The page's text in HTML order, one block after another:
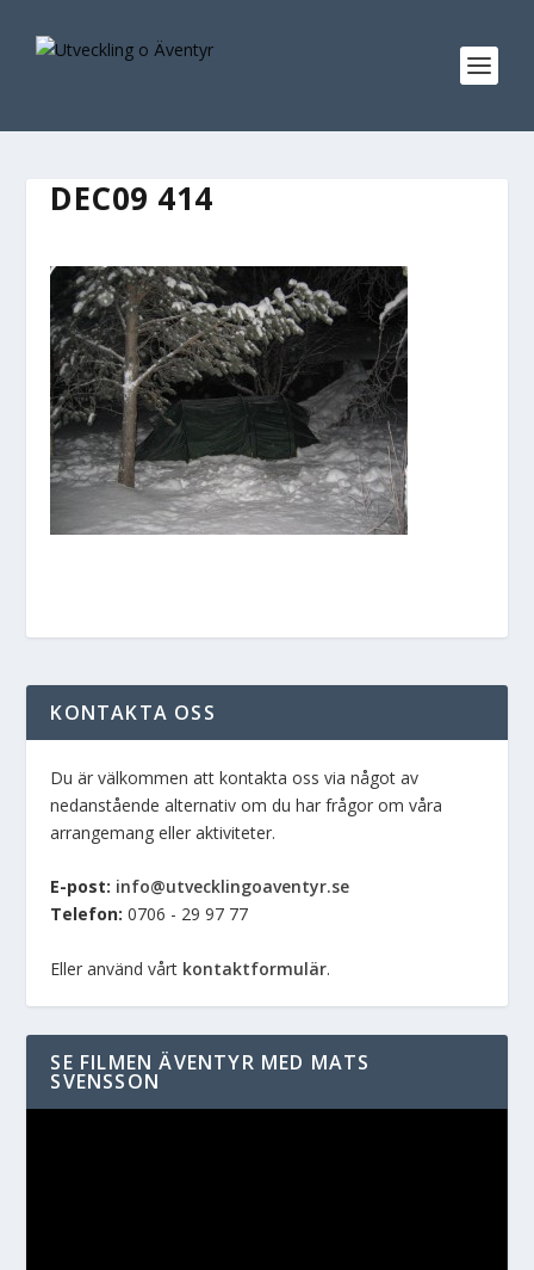
DEC09 414
KONTAKTA OSS
Du är välkommen att kontakta oss via något av
nedanstående alternativ om du har frågor om våra
arrangemang eller aktiviteter.
E-post: info@utvecklingoaventyr.se
Telefon: 0706 - 29 97 77
Eller använd vårt kontaktformulär.
SE FILMEN ÄVENTYR MED MATS
SVENSSON